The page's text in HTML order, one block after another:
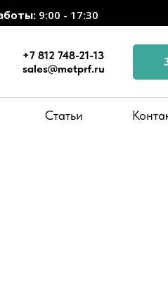
9:00 - 17:30
+7 812 748-21-13
sales@metprf.ru
Статьи